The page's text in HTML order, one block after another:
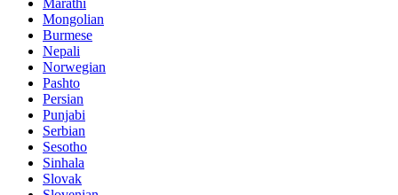
Mongolian
Burmese
Nepali
Norwegian
Pashto
Persian
Punjabi
Serbian
Sesotho
Sinhala
Slovak